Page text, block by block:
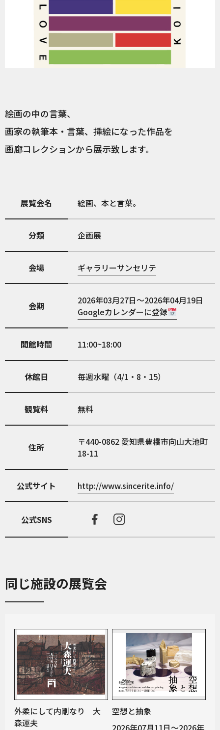
絵画の中の言葉、
画家の執筆本・言葉、挿絵になった作品を
画廊コレクションから展示致します。
展覧会名 絵画、本と言葉。
分類 企画展
会場 ギャラリーサンセリテ
会期
2026年03月27日～2026年04月19日
Googleカレンダーに登録
開館時間 11:00~18:00
休館日 毎週水曜（4/1・8・15）
観覧料 無料
住所 440-0862 愛知県豊橋市向山大池町
18-11
公式サイト http://www.sincerite.info/
公式SNS
同じ施設の展覧会
外柔にして内剛なり 大
森運夫
空想と抽象